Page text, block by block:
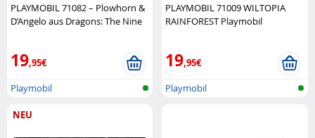
PLAYMOBIL 71082 – Plowhorn &
D’Angelo aus Dragons: The Nine
19,95€
Playmobil
PLAYMOBIL 71009 WILTOPIA
RAINFOREST Playmobil
19,95€
Playmobil
NEU